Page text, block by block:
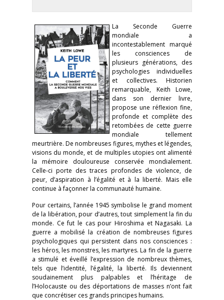
La Seconde Guerre
mondiale a
incontestablement marqué
les consciences de
plusieurs générations, des
psychologies individuelles
et collectives. Historien
remarquable, Keith Lowe,
dans son dernier livre,
propose une réflexion fine,
profonde et complète des
retombées de cette guerre
mondiale tellement
meurtrière. De nombreuses figures, mythes et légendes,
visions du monde, et de multiples utopies ont alimenté
la mémoire douloureuse conservée mondialement.
Celle-ci porte des traces profondes de violence, de
peur, d’aspiration à l’égalité et à la liberté. Mais elle
continue à façonner la communauté humaine.
Pour certains, l’année 1945 symbolise le grand moment
de la libération, pour d’autres, tout simplement la fin du
monde. Ce fut le cas pour Hiroshima et Nagasaki. La
guerre a mobilisé la création de nombreuses figures
psychologiques qui persistent dans nos consciences :
les héros, les monstres, les martyres. La fin de la guerre
a stimulé et éveillé l’expression de nombreux thèmes,
tels que l’identité, l’égalité, la liberté. Ils deviennent
soudainement plus palpables et l’héritage de
l’Holocauste ou des déportations de masses n’ont fait
que concrétiser ces grands principes humains.